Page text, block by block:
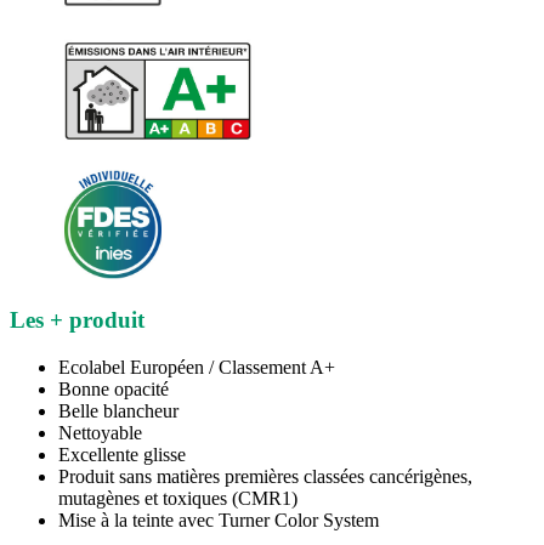
Les + produit
Ecolabel Européen / Classement A+
Bonne opacité
Belle blancheur
Nettoyable
Excellente glisse
Produit sans matières premières classées cancérigènes,
mutagènes et toxiques (CMR1)
Mise à la teinte avec Turner Color System